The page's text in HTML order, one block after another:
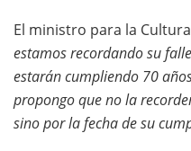
El ministro para la
estamos recordando su
estarán cumpliendo 70
propongo que no la
sino por la fecha de su